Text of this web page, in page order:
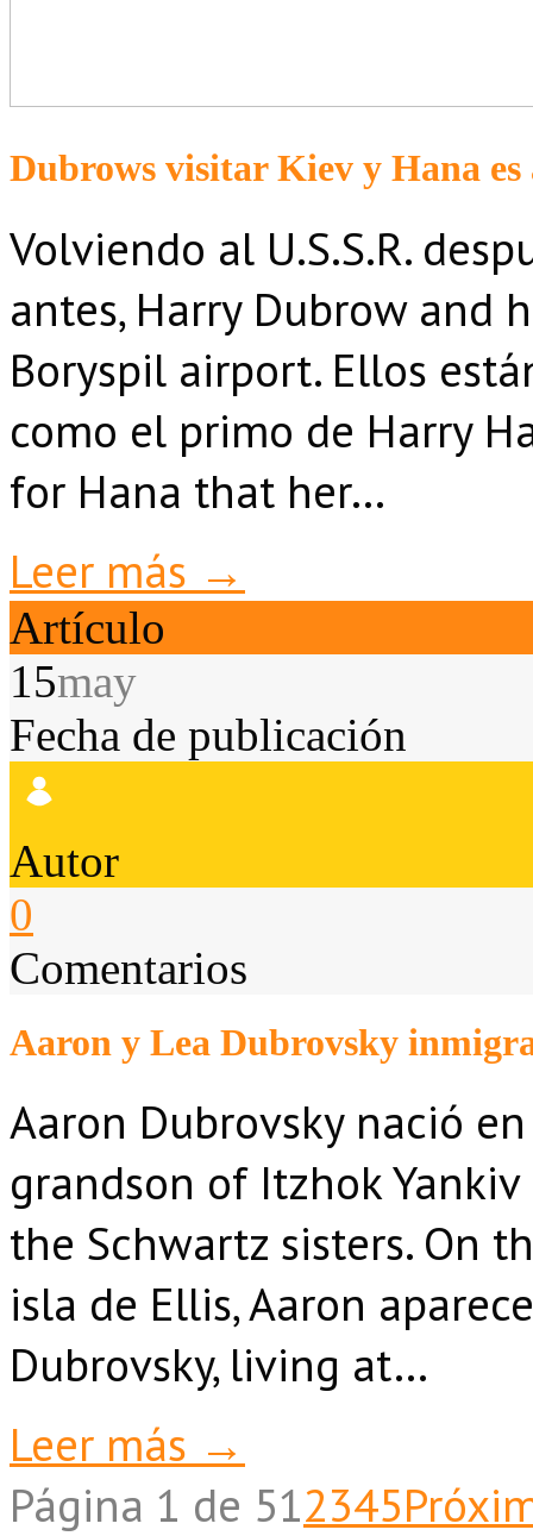
Dubrows visitar Kiev y Hana es
Volviendo al U.S.S.R.
antes, Harry Dubrow and
Boryspil airport. Ellos
como el primo de Harry
for Hana that her…
Leer más →
Artículo
15may
Fecha de publicación
Autor
0
Comentarios
Aaron y Lea Dubrovsky
Aaron Dubrovsky nació
grandson of Itzhok
the Schwartz sisters. On
isla de Ellis, Aaron
Dubrovsky, living at…
Leer más →
Página 1 de 512345